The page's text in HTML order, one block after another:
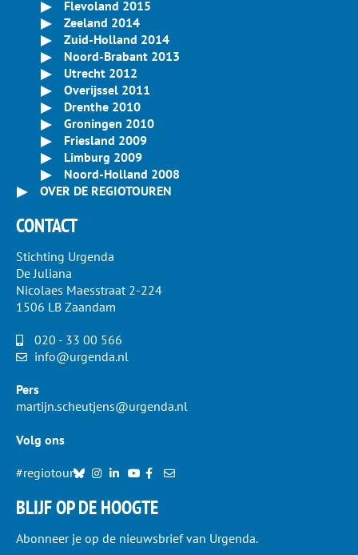
Flevoland 2015
Zeeland 2014
Zuid-Holland 2014
Noord-Brabant 2013
Utrecht 2012
Overijssel 2011
Drenthe 2010
Groningen 2010
Friesland 2009
Limburg 2009
Noord-Holland 2008
OVER DE REGIOTOUREN
CONTACT
Stichting Urgenda
De Juliana
Nicolaes Maesstraat 2-224
1506 LB Zaandam
020 - 33 00 566
info@urgenda.nl
Pers
martijn.scheutjens@urgenda.nl
Volg ons
#regiotour
BLIJF OP DE HOOGTE
Abonneer je op de nieuwsbrief van Urgenda.